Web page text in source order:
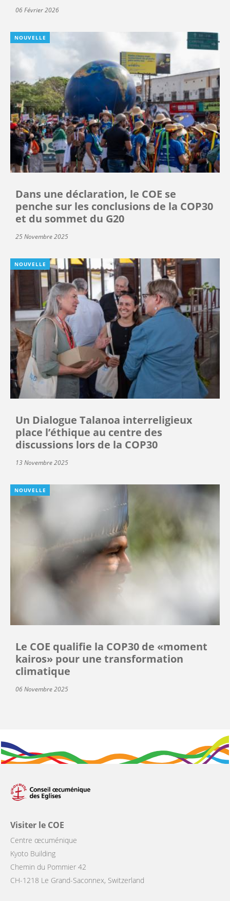
06 Février 2026
NOUVELLE
Dans une déclaration, le COE se
penche sur les conclusions de la COP30
et du sommet du G20
25 Novembre 2025
NOUVELLE
Un Dialogue Talanoa interreligieux
place l’éthique au centre des
discussions lors de la COP30
13 Novembre 2025
NOUVELLE
Le COE qualifie la COP30 de «moment
kairos» pour une transformation
climatique
06 Novembre 2025
Visiter le COE
Centre œcuménique
Kyoto Building
Chemin du Pommier 42
CH-1218 Le Grand-Saconnex, Switzerland